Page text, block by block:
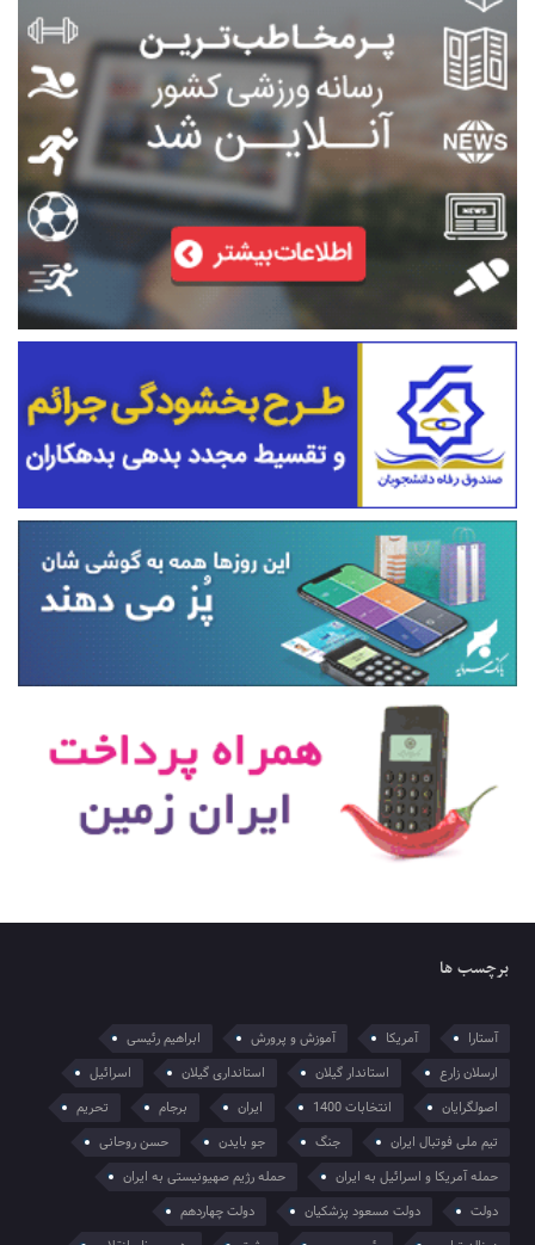
برچسب ها
آستارا آمریکا آموزش و پرورش
ابراهیم رئیسی
ارسلان زارع
استاندار گیلان استانداری گیلان
اسرائیل
اصولگرایان
انتخابات 1400 ایران برجام
تحریم
تیم ملی فوتبال ایران
جنگ جو بایدن
حسن روحانی
حمله آمریکا و اسرائیل به ایران
حمله رژیم صهیونیستی به ایران
دولت
دولت مسعود پزشکیان
دولت چهاردهم